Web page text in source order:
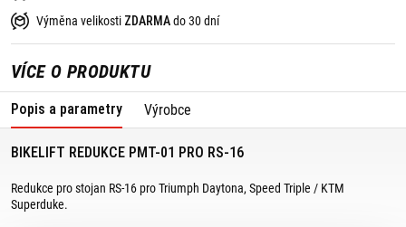
Výměna velikosti ZDARMAdo 30 dní
VÍCE O PRODUKTU
Popis a parametry Výrobce
BIKELIFT REDUKCE PMT-01 PRO RS-16
Redukce pro stojan RS-16 pro Triumph Daytona, Speed Triple / KTM
Superduke.